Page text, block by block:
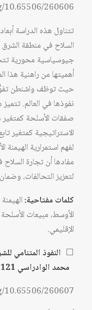
260606
تتناول هذه الدراسة
السلاح في منطقة الشرق
جيوسياسية محورية
أهميتها من راهنية هذا
حيث توظف واشنطن
نفوذها في العالم.
صفقات الأسلحة كمتغير
الاستراتيجية كمتغير
لفهم استمرارية
مفادها أن تجارة
لتعزيز التحالفات،
كلمات مفتاحية:
الأوسط، مبيعات
الإقليمي.
⬜ النفوذ المتنامي
محمد الوادراسي 121
260607